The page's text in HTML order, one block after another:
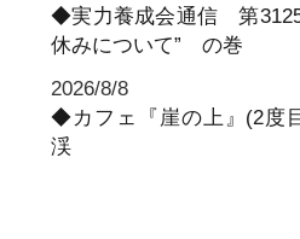
◆実力養成会通信 第
休みについて” の巻
2026/8/8
◆カフェ『崖の上』(2
渓